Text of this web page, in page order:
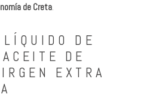
de Creta
DE
DE
EXTRA